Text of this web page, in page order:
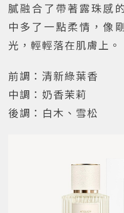
膩融合了帶著露珠感
中多了一點柔情，像
光，輕輕落在肌膚上。
前調：清新綠葉香
中調：奶香茉莉
後調：白木、雪松